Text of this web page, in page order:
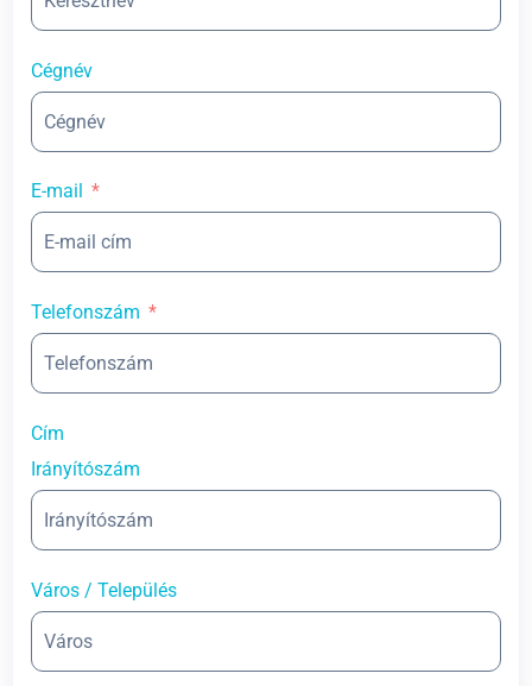
Cégnév
E-mail
Telefonszám
Cím
Irányítószám
Város / Település